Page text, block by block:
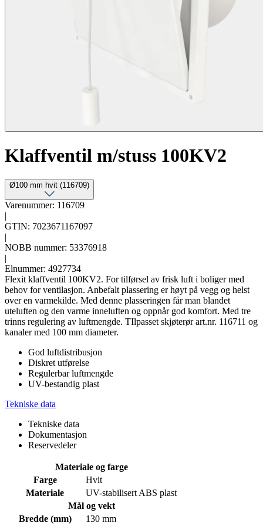
Klaffventil m/stuss 100KV2
Ø100 mm hvit (116709)
Varenummer: 116709
|
GTIN: 7023671167097
|
NOBB nummer: 53376918
|
Elnummer: 4927734
Flexit klaffventil 100KV2. For tilførsel av frisk luft i boliger med
behov for ventilasjon. Anbefalt plassering er høyt på vegg og helst
over en varmekilde. Med denne plasseringen får man blandet
uteluften og den varme inneluften og oppnår god komfort. Med tre
trinns regulering av luftmengde. TIlpasset skjøterør art.nr. 116711 og
kanaler med 100 mm diameter.
God luftdistribusjon
Diskret utførelse
Regulerbar luftmengde
UV-bestandig plast
Tekniske data
Tekniske data
Dokumentasjon
Reservedeler
Materiale og farge
Farge
Hvit
Materiale
UV-stabilisert ABS plast
Mål og vekt
Bredde (mm)
130 mm